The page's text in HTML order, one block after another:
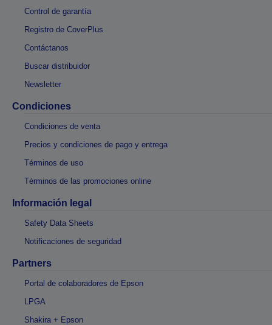
Control de garantía
Registro de CoverPlus
Contáctanos
Buscar distribuidor
Newsletter
Condiciones
Condiciones de venta
Precios y condiciones de pago y entrega
Términos de uso
Términos de las promociones online
Información legal
Safety Data Sheets
Notificaciones de seguridad
Partners
Portal de colaboradores de Epson
LPGA
Shakira + Epson